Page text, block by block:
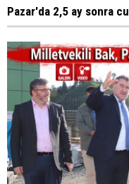
Pazar'da 2,5 ay sonra